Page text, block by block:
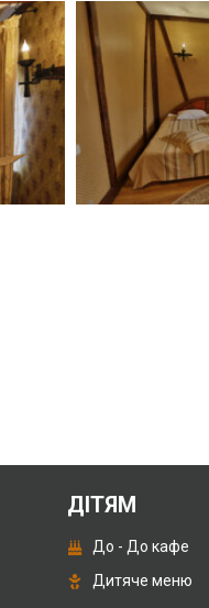
ДІТЯМ
До - До кафе
Дитяче меню